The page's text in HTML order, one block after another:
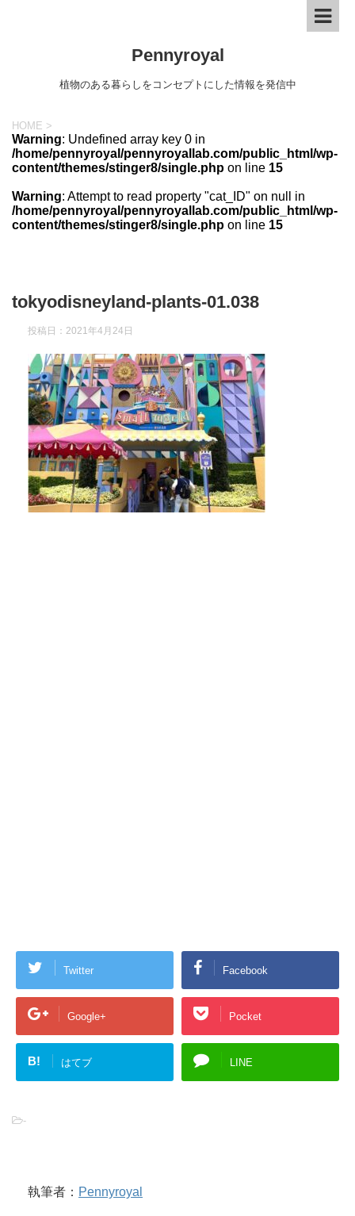
Pennyroyal
植物のある暮らしをコンセプトにした情報を発信中
HOME >
Warning: Undefined array key 0 in
/home/pennyroyal/pennyroyallab.com/public_html/wp-
content/themes/stinger8/single.php on line 15
Warning: Attempt to read property "cat_ID" on null in
/home/pennyroyal/pennyroyallab.com/public_html/wp-
content/themes/stinger8/single.php on line 15
tokyodisneyland-plants-01.038
投稿日： 2021年4月24日
Twitter Facebook
Google+ Pocket
B! はてブ LINE
-
執筆者： Pennyroyal